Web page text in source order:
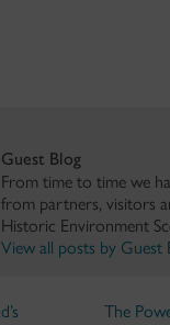
Guest Blog
From time to time we
from partners, visitors
Historic Environment
View all posts by Guest
The